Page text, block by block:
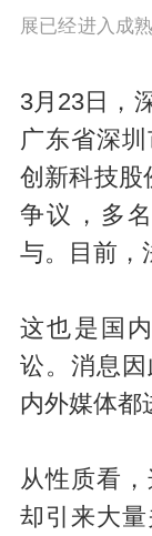
展已经进入成
3月23日，
广东省深
创新科技股
争议，多
与。目前，
这也是国
讼。消息
内外媒体都
从性质看
却引来大